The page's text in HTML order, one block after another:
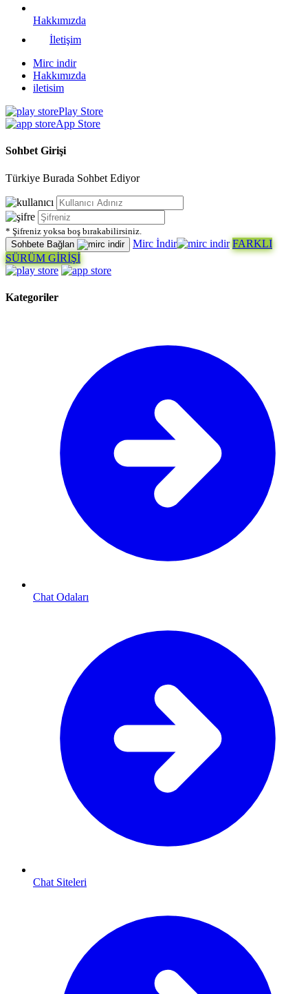
Hakkımızda
İletişim
Mirc indir
Hakkımızda
iletisim
Play Store
App Store
Sohbet Girişi
Türkiye Burada Sohbet Ediyor
* Şifreniz yoksa boş bırakabilirsiniz.
Sohbete Bağlan
Mirc İndir
FARKLI
SÜRÜM GİRİŞİ
Kategoriler
Chat Odaları
Chat Siteleri